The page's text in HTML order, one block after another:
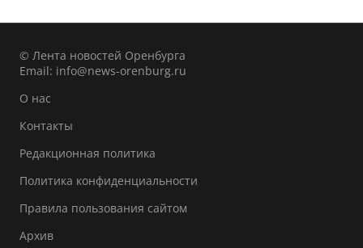
© Лента новостей Оренбурга
Email: info@news-orenburg.ru
О нас
Контакты
Редакционная политика
Политика конфиденциальности
Правила пользования сайтом
Архив